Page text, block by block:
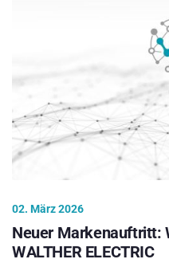
02. März 2026
Neuer Markenauftritt:
WALTHER ELECTRIC